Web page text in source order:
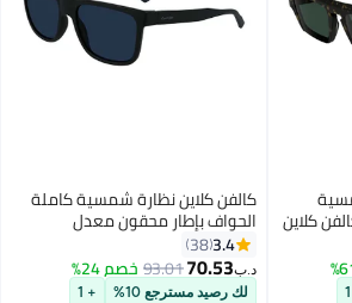
كالفن كلاين نظارة شمسية كاملة
الحواف بإطار محقون معدل
مستطيل الشكل طراز CK21531S-
002-5819 رجال
د.ب‏ 93.01خصم 24%
لك رصيد مسترجع 10% + 1